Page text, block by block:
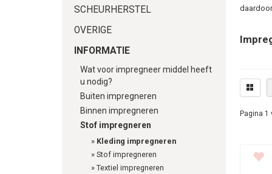
SCHEURHERSTEL
OVERIGE
INFORMATIE
Wat voor impregneer middel heeft
u nodig?
Buiten impregneren
Binnen impregneren
Stof impregneren
» Kleding impregneren
» Stof impregneren
» Textiel impregneren
moeten
Pagina 1